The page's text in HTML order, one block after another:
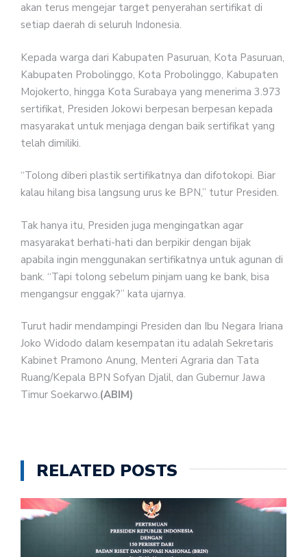
akan terus mengejar target penyerahan sertifikat di
setiap daerah di seluruh Indonesia.
Kepada warga dari Kabupaten Pasuruan, Kota Pasuruan,
Kabupaten Probolinggo, Kota Probolinggo, Kabupaten
Mojokerto, hingga Kota Surabaya yang menerima 3.973
sertifikat, Presiden Jokowi berpesan berpesan kepada
masyarakat untuk menjaga dengan baik sertifikat yang
telah dimiliki.
“Tolong diberi plastik sertifikatnya dan difotokopi. Biar
kalau hilang bisa langsung urus ke BPN,” tutur Presiden.
Tak hanya itu, Presiden juga mengingatkan agar
masyarakat berhati-hati dan berpikir dengan bijak
apabila ingin menggunakan sertifikatnya untuk agunan di
bank. “Tapi tolong sebelum pinjam uang ke bank, bisa
mengangsur enggak?” kata ujarnya.
Turut hadir mendampingi Presiden dan Ibu Negara Iriana
Joko Widodo dalam kesempatan itu adalah Sekretaris
Kabinet Pramono Anung, Menteri Agraria dan Tata
Ruang/Kepala BPN Sofyan Djalil, dan Gubernur Jawa
Timur Soekarwo.(ABIM)
RELATED POSTS